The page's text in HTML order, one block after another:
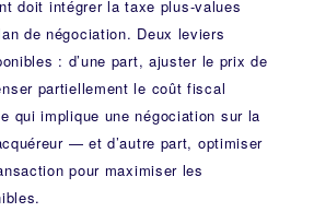
doit intégrer la taxe plus-values
de négociation. Deux leviers
: d’une part, ajuster le prix de
partiellement le coût fiscal
qui implique une négociation sur la
— et d’autre part, optimiser
pour maximiser les